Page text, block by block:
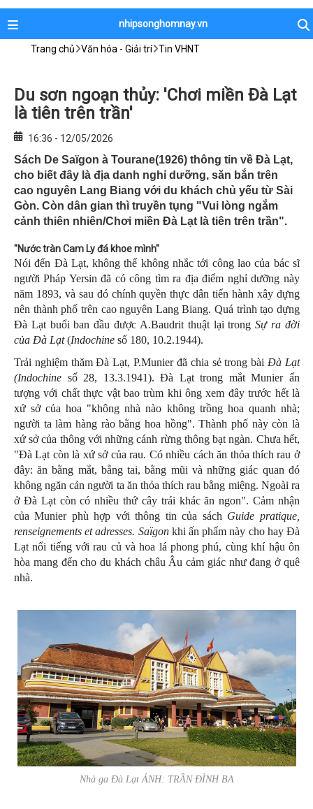
nhipsonghomnay.vn
Trang chủ Văn hóa - Giải trí Tin VHNT
Du sơn ngoạn thủy: 'Chơi miền Đà Lạt
là tiên trên trần'
16:36 - 12/05/2026
Sách De Saïgon à Tourane(1926) thông tin về Đà Lạt,
cho biết đây là địa danh nghỉ dưỡng, săn bắn trên
cao nguyên Lang Biang với du khách chủ yếu từ Sài
Gòn. Còn dân gian thì truyền tụng "Vui lòng ngắm
cảnh thiên nhiên/Chơi miền Đà Lạt là tiên trên trần".
"Nước tràn Cam Ly đá khoe mình"
Nói đến Đà Lạt, không thể không nhắc tới công lao của bác sĩ
người Pháp Yersin đã có công tìm ra địa điểm nghỉ dưỡng này
năm 1893, và sau đó chính quyền thực dân tiến hành xây dựng
nên thành phố trên cao nguyên Lang Biang. Quá trình tạo dựng
Đà Lạt buổi ban đầu được A.Baudrit thuật lại trongSự ra đời
của Đà Lạt(Indochine số 180, 10.2.1944).
Trải nghiệm thăm Đà Lạt, P.Munier đã chia sẻ trong bài Đà Lạt
(Indochine số 28, 13.3.1941). Đà Lạt trong mắt Munier ấn
tượng với chất thực vật bao trùm khi ông xem đây trước hết là
xứ sở của hoa "không nhà nào không trồng hoa quanh nhà;
người ta làm hàng rào bằng hoa hồng". Thành phố này còn là
xứ sở của thông với những cánh rừng thông bạt ngàn. Chưa hết,
"Đà Lạt còn là xứ sở của rau. Có nhiều cách ăn thỏa thích rau ở
đây: ăn bằng mắt, bằng tai, bằng mũi và những giác quan đó
không ngăn cản người ta ăn thỏa thích rau bằng miệng. Ngoài ra
ở Đà Lạt còn có nhiều thứ cây trái khác ăn ngon". Cảm nhận
của Munier phù hợp với thông tin của sách Guide pratique,
renseignements et adresses. Saïgonkhi ấn phẩm này cho hay Đà
Lạt nổi tiếng với rau củ và hoa lá phong phú, cùng khí hậu ôn
hòa mang đến cho du khách châu Âu cảm giác như đang ở quê
nhà.
Nhà ga Đà Lạt ẢNH: TRẦN ĐÌNH BA